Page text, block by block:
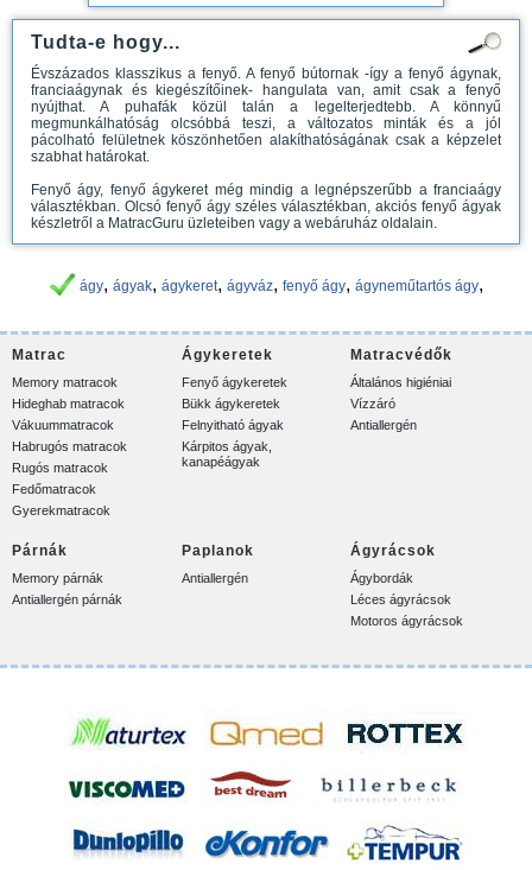
Tudta-e hogy...
Évszázados klasszikus a fenyő. A fenyő bútornak -így a fenyő ágynak,
franciaágynak és kiegészítőinek- hangulata van, amit csak a fenyő
nyújthat. A puhafák közül talán a legelterjedtebb. A könnyű
megmunkálhatóság olcsóbbá teszi, a változatos minták és a jól
pácolható felületnek köszönhetően alakíthatóságának csak a képzelet
szabhat határokat.
Fenyő ágy, fenyő ágykeret még mindig a legnépszerűbb a franciaágy
választékban. Olcsó fenyő ágy széles választékban, akciós fenyő ágyak
készletről a MatracGuru üzleteiben vagy a webáruház oldalain.
ágy, ágyak, ágykeret, ágyváz, fenyő ágy, ágyneműtartós ágy,
Matrac
Memory matracok
Hideghab matracok
Vákuummatracok
Habrugós matracok
Rugós matracok
Fedőmatracok
Gyerekmatracok
Ágykeretek
Fenyő ágykeretek
Bükk ágykeretek
Felnyitható ágyak
Kárpitos ágyak,
kanapéágyak
Matracvédők
Általános higiéniai
Vízzáró
Antiallergén
Párnák
Memory párnák
Antiallergén párnák
Paplanok
Antiallergén
Ágyrácsok
Ágybordák
Léces ágyrácsok
Motoros ágyrácsok